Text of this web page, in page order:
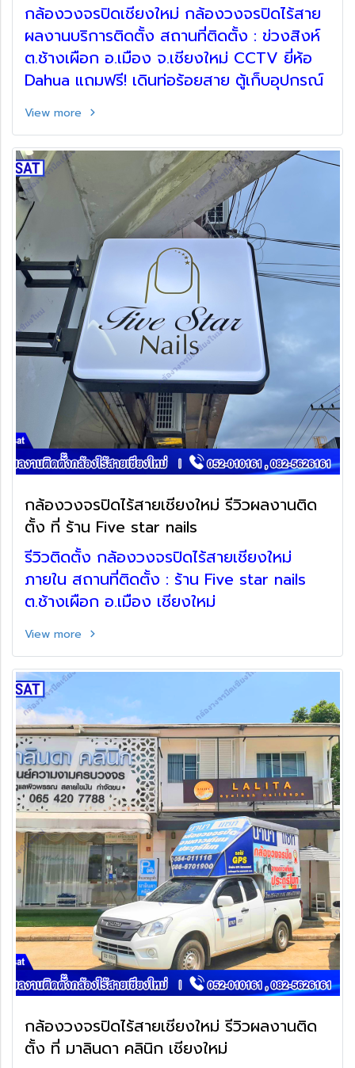
กล้องวงจรปิดเชียงใหม่ กล้องวงจรปิดไร้สาย
ผลงานบริการติดตั้ง สถานที่ติดตั้ง : ข่วงสิงห์
ต.ช้างเผือก อ.เมือง จ.เชียงใหม่ CCTV ยี่ห้อ
Dahua แถมฟรี! เดินท่อร้อยสาย ตู้เก็บอุปกรณ์
View more
กล้องวงจรปิดไร้สายเชียงใหม่ รีวิวผลงานติด
ตั้ง ที่ ร้าน Five star nails
รีวิวติดตั้ง กล้องวงจรปิดไร้สายเชียงใหม่
ภายใน สถานที่ติดตั้ง : ร้าน Five star nails
ต.ช้างเผือก อ.เมือง เชียงใหม่
View more
กล้องวงจรปิดไร้สายเชียงใหม่ รีวิวผลงานติด
ตั้ง ที่ มาลินดา คลินิก เชียงใหม่